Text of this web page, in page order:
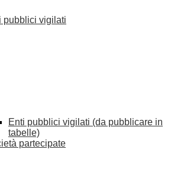
pubblici vigilati
Enti pubblici vigilati (da pubblicare in
tabelle)
partecipate